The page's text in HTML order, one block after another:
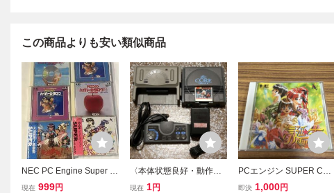
この商品よりも安い類似商品
NEC PC Engine Super C
D-Rom 6games tested P
現在 999円
〈本体状態良好・動作確
認済み〉 PCE PCエンジ
現在 1円
PCエンジン SUPER CD-
ROM2 誕生 Debut NECア
即決 1,000円